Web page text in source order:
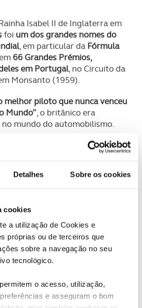
Detalhes Sobre os cookies
cookies
a utilização de Cookies e
próprias ou de terceiros que
sobre a navegação no seu
tecnológico.
o acesso, utilização,
e asseguram o bom
Isabel II de Inglaterra em
foi um dos grandes nomes do
, em particular da Fórmula
66 Grandes Prémios,
em Portugal, no Circuito da
Monsanto (1959).
melhor piloto que nunca venceu
Mundo”, o britânico era
mundo do automobilismo.
em maio de 2009
o seu Osca FS372 de 1956
tudo o que Fórmula 1 lhe
de vida dez vezes
ideia do que é desfrutar da
conversa com o diário
que sua“grande vitória foi o
, sua esposa de há 40 anos.
de Stirling Moss,
em
, vítima de doença prolongada.
De forma maravilhosa.